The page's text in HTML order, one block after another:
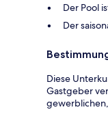
Der Pool
Der
Diese
Gastgeber